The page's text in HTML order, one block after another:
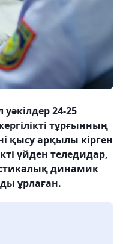
24-25
тұрғынның
қысу арқылы кірген
үйден теледидар,
динамик
ұрлаған.